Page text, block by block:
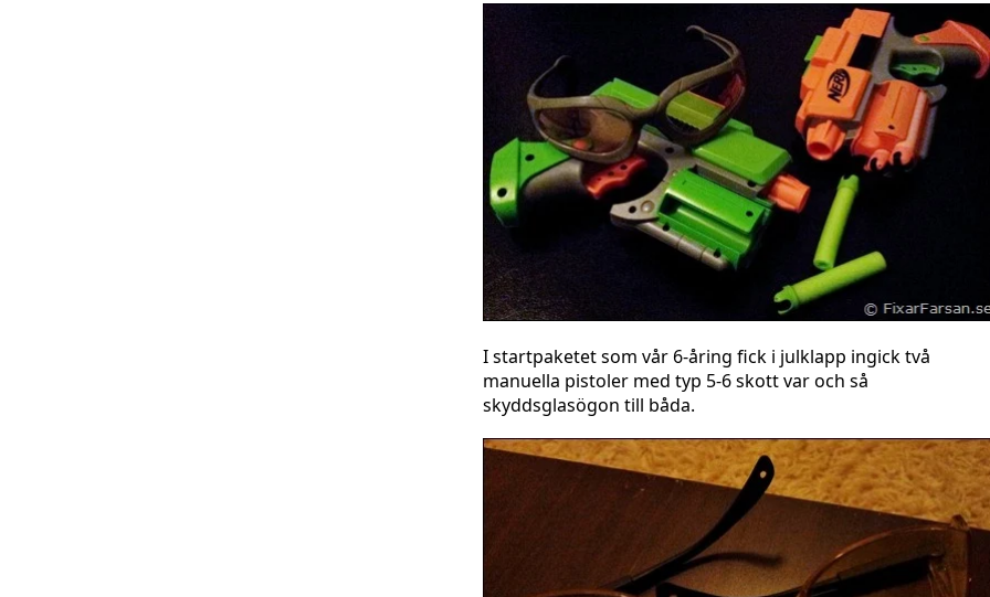
I startpaketet som vår 6-åring fick i julklapp ingick två
manuella pistoler med typ 5-6 skott var och så
skyddsglasögon till båda.